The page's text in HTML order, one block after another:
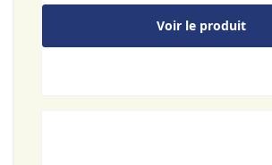
Voir le produit